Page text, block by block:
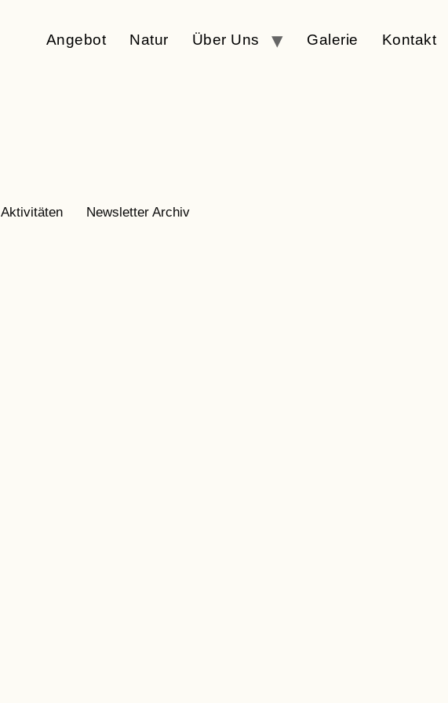
Angebot Natur Über Uns Galerie Kontakt
Aktivitäten Newsletter Archiv